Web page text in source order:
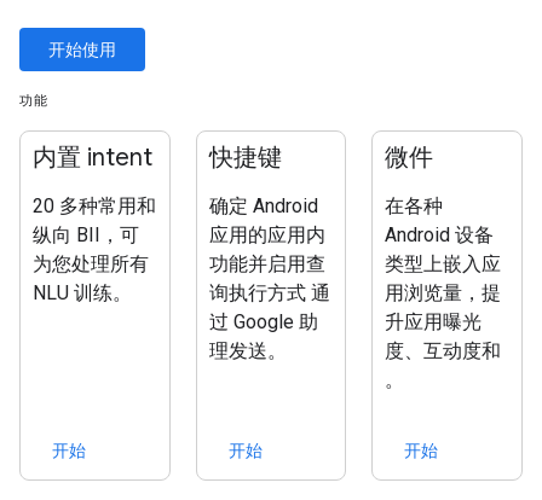
开始使用
功能
内置 intent
20 多种常用和
纵向 BII，可
为您处理所有
NLU 训练。
开始
快捷键
确定 Android
应用的应用内
功能并启用查
询执行方式 通
过 Google 助
理发送。
开始
微件
在各种
Android 设备
类型上嵌入应
用浏览量，提
升应用曝光
度、互动度和
。
开始